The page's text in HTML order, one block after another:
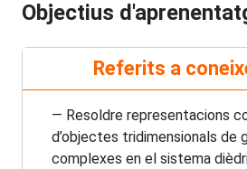
Objectius
Referits a
— Resoldre representacions
d’objectes tridimensionals de
complexes en el sistema